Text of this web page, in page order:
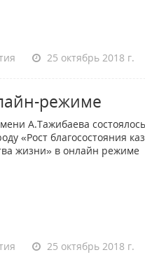
25 октябрь 2018 г.
режиме
А.Тажибаева
«Рост благосостояния
жизни» в онлайн режиме
25 октябрь 2018 г.